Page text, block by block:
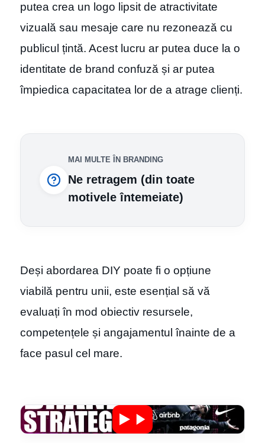
putea crea un logo lipsit de atractivitate
vizuală sau mesaje care nu rezonează cu
publicul țintă. Acest lucru ar putea duce la o
identitate de brand confuză și ar putea
împiedica capacitatea lor de a atrage clienți.
MAI MULTE ÎN BRANDING
Ne retragem (din toate
motivele întemeiate)
Deși abordarea DIY poate fi o opțiune
viabilă pentru unii, este esențial să vă
evaluați în mod obiectiv resursele,
competențele și angajamentul înainte de a
face pasul cel mare.